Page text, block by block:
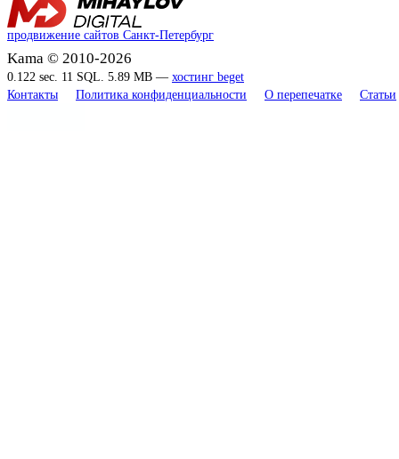
продвижение сайтов Санкт-Петербург
Kama © 2010-2026
0.122 sec. 11 SQL. 5.89 MB — хостинг beget
Контакты
Политика конфиденциальности О перепечатке Статьи